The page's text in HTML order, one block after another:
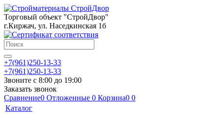
Торговый объект "СтройДвор"
г.Киржач, ул. Наседкинская 1б
+7(961)250-13-33
+7(961)250-13-33
Звоните с 8:00 до 19:00
Заказать звонок
Сравнение0 Отложенные 0 Корзина0 0
Каталог